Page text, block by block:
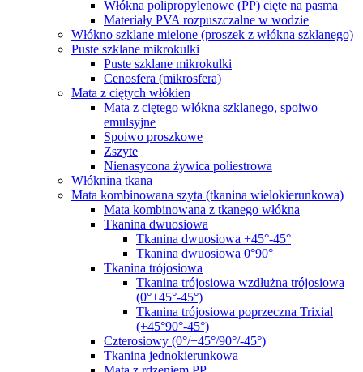
Włókna polipropylenowe (PP) cięte na pasma
Materiały PVA rozpuszczalne w wodzie
Włókno szklane mielone (proszek z włókna szklanego)
Puste szklane mikrokulki
Puste szklane mikrokulki
Cenosfera (mikrosfera)
Mata z ciętych włókien
Mata z ciętego włókna szklanego, spoiwo
emulsyjne
Spoiwo proszkowe
Zszyte
Nienasycona żywica poliestrowa
Włóknina tkana
Mata kombinowana szyta (tkanina wielokierunkowa)
Mata kombinowana z tkanego włókna
Tkanina dwuosiowa
Tkanina dwuosiowa +45°-45°
Tkanina dwuosiowa 0°90°
Tkanina trójosiowa
Tkanina trójosiowa wzdłużna trójosiowa
(0°+45°-45°)
Tkanina trójosiowa poprzeczna Trixial
(+45°90°-45°)
Czterosiowy (0°/+45°/90°/-45°)
Tkanina jednokierunkowa